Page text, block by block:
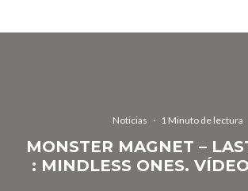
Noticias · 1 Minuto de lectura
MONSTER MAGNET –
: MINDLESS ONES.